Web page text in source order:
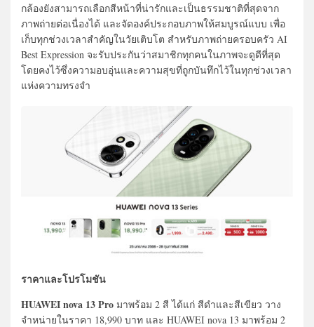
กล้องยังสามารถเลือกสีหน้าที่น่ารักและเป็นธรรมชาติที่สุดจาก
ภาพถ่ายต่อเนื่องได้ และจัดองค์ประกอบภาพให้สมบูรณ์แบบ เพื่อ
เก็บทุกช่วงเวลาสำคัญในวัยเติบโต สำหรับภาพถ่ายครอบครัว AI
Best Expression จะรับประกันว่าสมาชิกทุกคนในภาพจะดูดีที่สุด
โดยคงไว้ซึ่งความอบอุ่นและความสุขที่ถูกบันทึกไว้ในทุกช่วงเวลา
แห่งความทรงจำ
ราคาและโปรโมชัน
HUAWEI nova 13 Pro มาพร้อม 2 สี ได้แก่ สีดำและสีเขียว วาง
จำหน่ายในราคา 18,990 บาท และ HUAWEI nova 13 มาพร้อม 2